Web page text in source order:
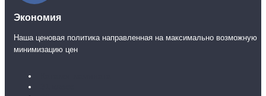
Экономия
Наша ценовая политика направленная на максимально возможную
минимизацию цен